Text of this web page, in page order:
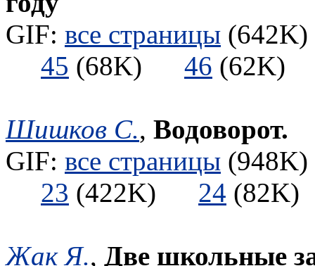
GIF: все страницы
45 (68K) 46
Шишков С., Водоворот.
GIF: все страницы
23 (422K) 24
Жак Я., Две школьные